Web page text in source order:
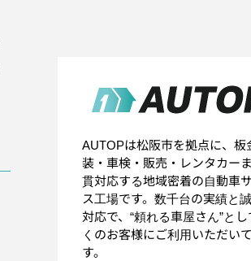
AUTOPは松阪市を拠点に、板
装・車検・販売・レンタカー
貫対応する地域密着の自動車
ス工場です。数千台の実績と
対応で、“頼れる車屋さん”と
くのお客様にご利用いただい
す。